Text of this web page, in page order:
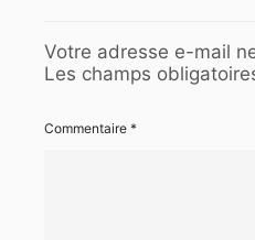
Votre adresse e-mail
Les champs
Commentaire *